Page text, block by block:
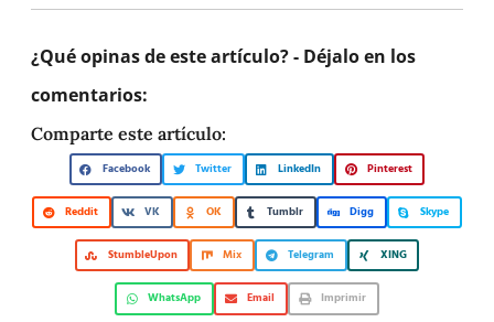
¿Qué opinas de este artículo? - Déjalo en los
comentarios:
Comparte este artículo:
Facebook Twitter LinkedIn Pinterest
Reddit VK OK Tumblr Digg Skype
StumbleUpon Mix Telegram XING
WhatsApp Email Imprimir